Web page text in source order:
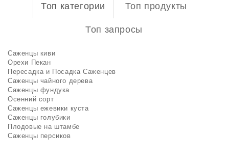
Топ категории Топ продукты
Топ запросы
Саженцы киви
Орехи Пекан
Пересадка и Посадка Саженцев
Саженцы чайного дерева
Саженцы фундука
Осенний сорт
Саженцы ежевики куста
Саженцы голубики
Плодовые на штамбе
Саженцы персиков